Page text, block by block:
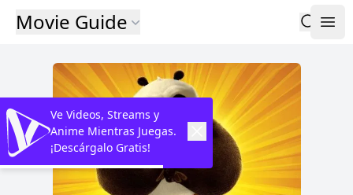
Movie Guide
Ve Videos, Streams y
Anime Mientras Juegas.
¡Descárgalo Gratis!